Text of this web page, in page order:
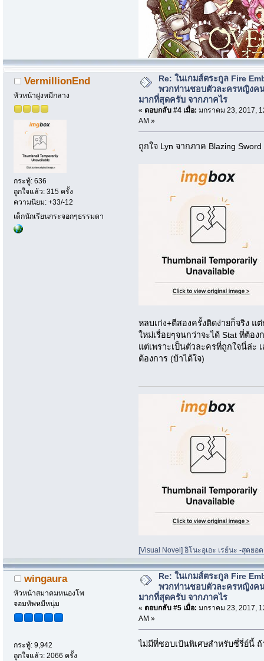
VermillionEnd
หัวหน้าฝูงหมีกลาง
กระทู้: 636
ถูกใจแล้ว: 315 ครั้ง
ความนิยม: +33/-12
เด็กนักเรียนกระจอกๆธรรมดา
Re: ในเกมส์ตระกูล Fire
พวกท่านชอบตัวละครหญิงค
มากที่สุดครับ จากภาคไร
« ตอบกลับ #4 เมื่อ: มกราคม 23, 2017,
AM »
ถูกใจ Lyn จากภาค Blazing Sword
หลบเก่ง+ตีสองครั้งติดง่ายก็จริง แ
ใหม่เรื่อยๆจนกว่าจะได้ Stat ที่ต้อ
แต่เพราะเป็นตัวละครที่ถูกใจนี่ล่ะ
ต้องการ (บ้าได้ใจ)
[Visual Novel] อิโนะอุเอะ เรย์นะ -สุดย
wingaura
หัวหน้าสมาคมหนองโพ
จอมทัพหมีหนุ่ม
กระทู้: 9,942
ถูกใจแล้ว: 2066 ครั้ง
Re: ในเกมส์ตระกูล Fire
พวกท่านชอบตัวละครหญิงค
มากที่สุดครับ จากภาคไร
« ตอบกลับ #5 เมื่อ: มกราคม 23, 2017,
AM »
ไม่มีที่ชอบเป้นพิเศษสำหรับซี่รี่ย์นี้